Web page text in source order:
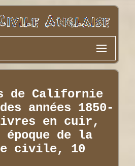
de Californie
années 1850-
en cuir,
de la
civile, 10